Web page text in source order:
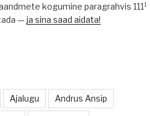
kogumine paragrahvis 111¹
— ja sina saad aidata!
Ajalugu Andrus Ansip